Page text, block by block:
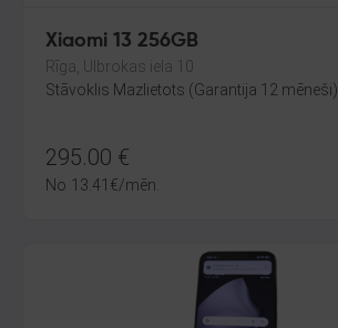
Xiaomi 13 256GB
Rīga, Ulbrokas iela 10
Stāvoklis Mazlietots (Garantija 12 mēneši)
295.00 €
No 13.41 €/mēn.